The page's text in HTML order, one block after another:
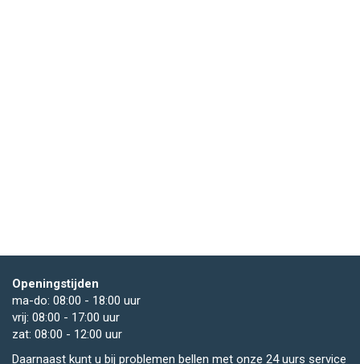
Openingstijden
ma-do: 08:00 - 18:00 uur
vrij: 08:00 - 17:00 uur
zat: 08:00 - 12:00 uur
Daarnaast kunt u bij problemen bellen met onze 24 uurs service